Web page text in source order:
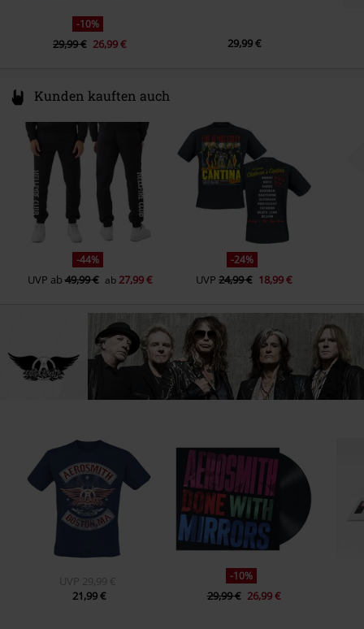
Movin' Out (2024 Mix)
Walkin' The Dog (2024 Mix)
-10%
29,99 € 26,99 € 29,99 €
Kunden kauften auch
-44%
UVP ab49,99 € ab 27,99 €
-24%
UVP 24,99 € 18,99 €
UVP 29,99 €
21,99 €
-10%
29,99 € 26,99 €